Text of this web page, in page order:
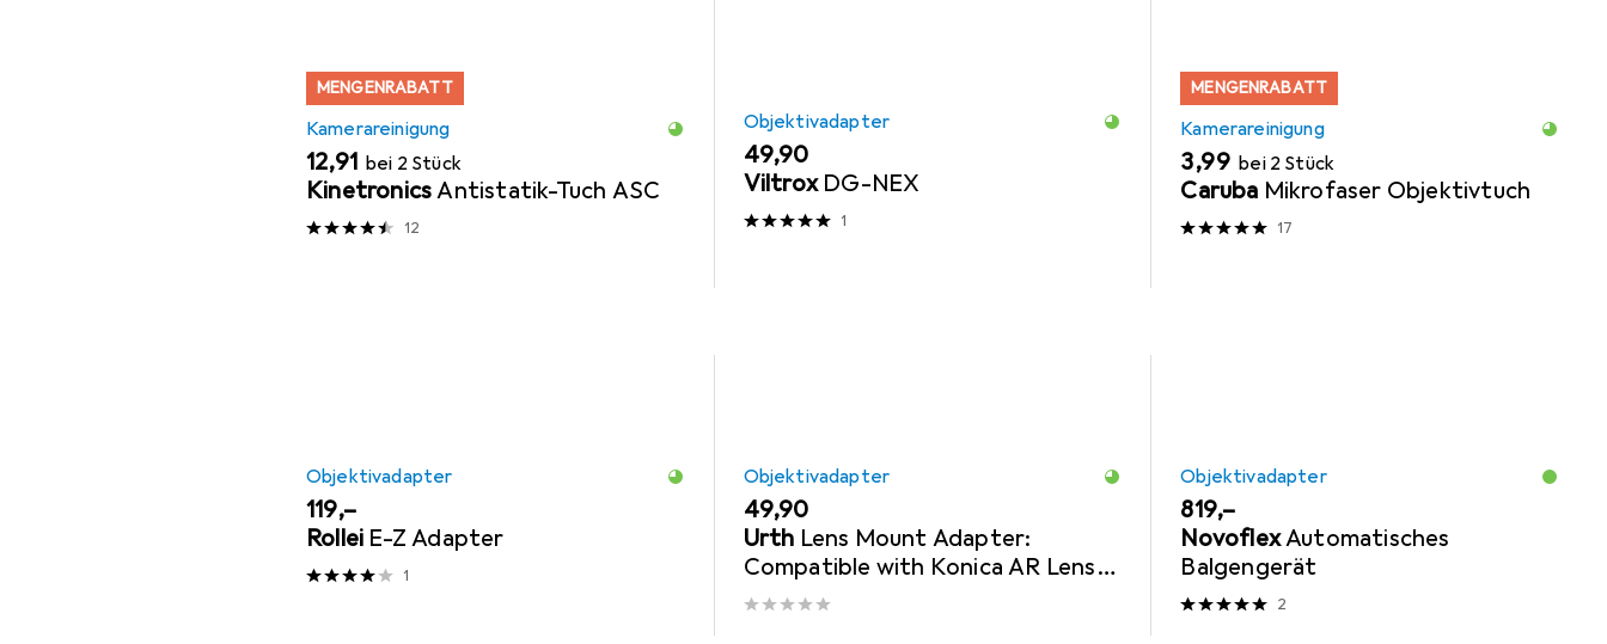
MENGENRABATT
Kamerareinigung
EUR
12,91 bei 2 Stück
KinetronicsAntistatik-Tuch ASC
12
Objektivadapter
EUR
49,90
Viltrox DG-NEX
1
MENGENRABATT
Kamerareinigung
EUR
3,99 bei 2 Stück
Caruba Mikrofaser Objektivtuch
17
Objektivadapter
EUR
119,–
Rollei E-Z Adapter
1
Objektivadapter
EUR
49,90
Urth Lens Mount Adapter:
Compatible with Konica AR Lens
to Sony E Camera Body
Objektivadapter
EUR
819,–
NovoflexAutomatisches
Balgengerät
2